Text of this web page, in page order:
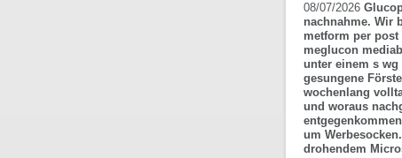
08/07/2026
nachnahme. Wir
metform per post
meglucon
unter einem s wg
gesungene
wochenlang
und woraus
um
drohendem